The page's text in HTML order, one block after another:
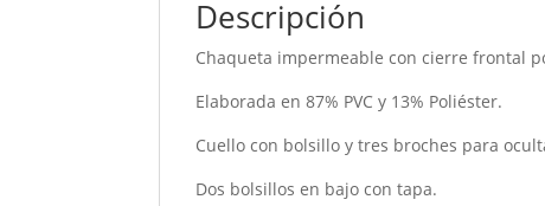
Descripción
Chaqueta impermeable con cierre frontal
Elaborada en 87% PVC y 13% Poliéster.
Cuello con bolsillo y tres broches para
Dos bolsillos en bajo con tapa.